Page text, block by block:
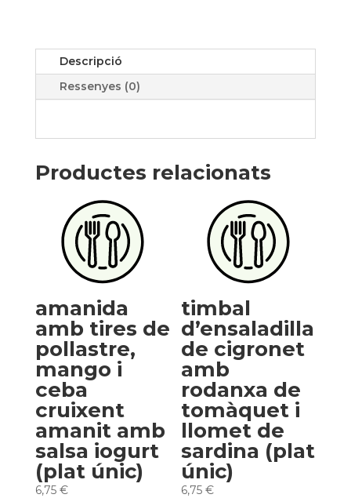
brasa
guarnició
(plat
Descripció
Ressenyes (0)
Productes relacionats
amanida
amb tires de
pollastre,
mango i
ceba
cruixent
amanit amb
salsa iogurt
(plat únic)
6,75 €
timbal
d’ensaladilla
de cigronet
amb
rodanxa de
tomàquet i
llomet de
sardina (plat
únic)
6,75€